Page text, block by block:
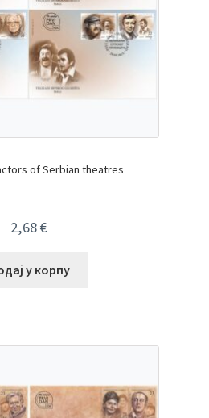
of Serbian theatres
2,68€
у корпу